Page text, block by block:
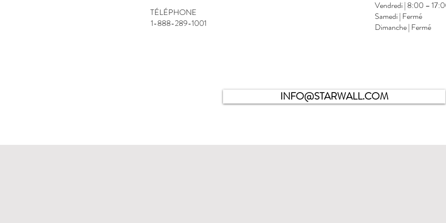
TÉLÉPHONE
1-888-289-1001
Vendredi | 8:00 –
Samedi | Fermé
Dimanche | Fermé
INFO@STARWALL.COM